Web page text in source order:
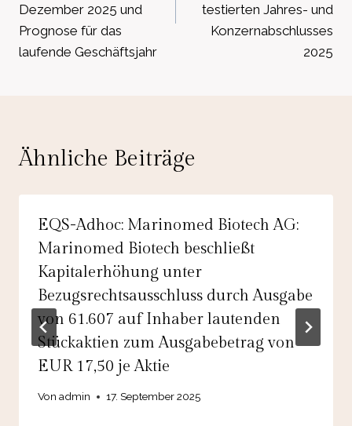
Dezember 2025 und
Prognose für das
laufende Geschäftsjahr
testierten Jahres- und
Konzernabschlusses
2025
Ähnliche Beiträge
EQS-Adhoc: Marinomed Biotech AG:
Marinomed Biotech beschließt
Kapitalerhöhung unter
Bezugsrechtsausschluss durch Ausgabe
von 61.607 auf Inhaber lautenden
Stückaktien zum Ausgabebetrag von
EUR 17,50 je Aktie
Von admin 17. September 2025